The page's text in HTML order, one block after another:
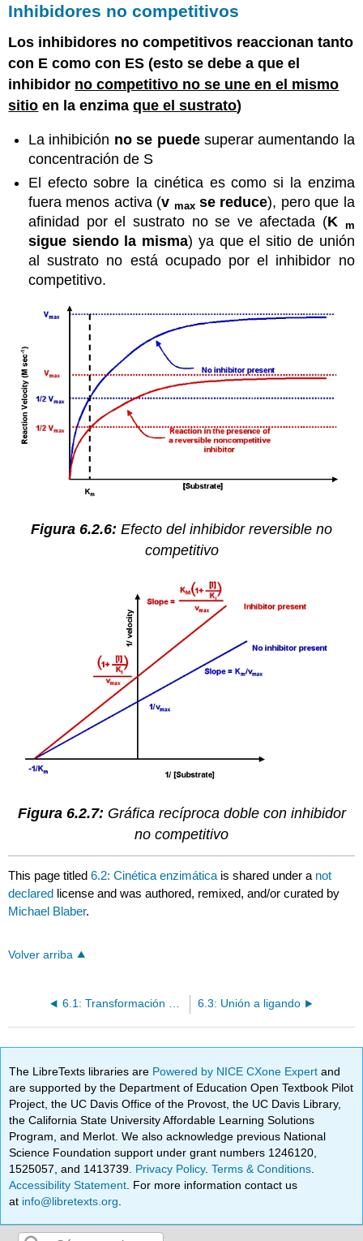
Inhibidores no competitivos
Los inhibidores no competitivos reaccionan tanto
con E como con ES (esto se debe a que el
inhibidor no competitivo no se une en el mismo
sitio en la enzimaque el sustrato)
La inhibición no se puedesuperar aumentando la
concentración de S
El efecto sobre la cinética es como si la enzima
fuera menos activa (v max se reduce), pero que la
afinidad por el sustrato no se ve afectada (K m
sigue siendo la misma) ya que el sitio de unión
al sustrato no está ocupado por el inhibidor no
competitivo.
Figura 6.2.6: Efecto del inhibidor reversible no
competitivo
Figura 6.2.7: Gráfica recíproca doble con inhibidor
no competitivo
This page titled6.2: Cinética enzimática is shared under a not
declared license and was authored, remixed, and/or curated by
Michael Blaber.
Volver arriba
6.3: Unión a ligando
The LibreTexts libraries are Powered by NICE CXone Expertand
are supported by the Department of Education Open Textbook Pilot
Project, the UC Davis Office of the Provost, the UC Davis Library,
the California State University Affordable Learning Solutions
Program, and Merlot. We also acknowledge previous National
Science Foundation support under grant numbers 1246120,
1525057, and 1413739. Privacy Policy.Terms & Conditions
Accessibility Statement . For more information contact us
at info@libretexts.org